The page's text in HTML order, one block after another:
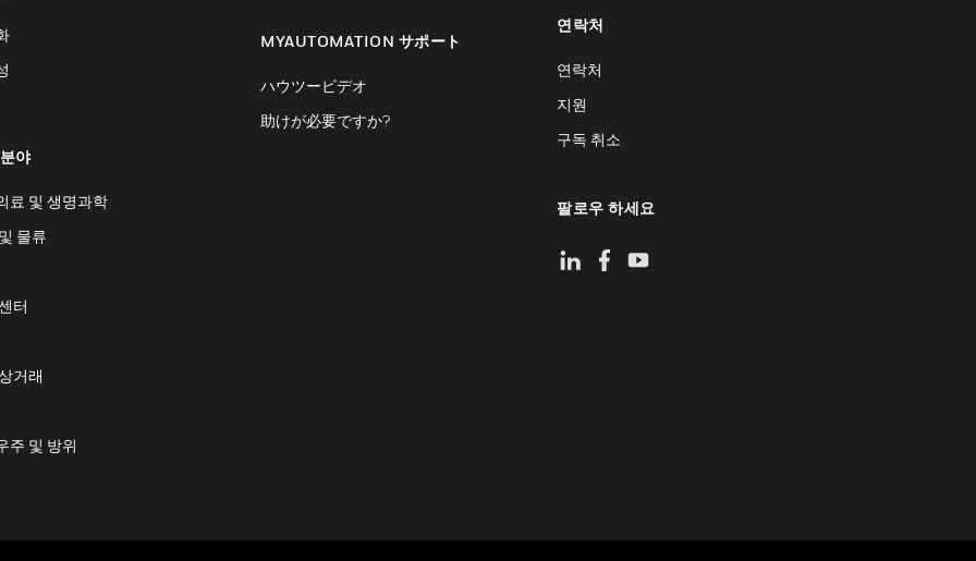
야
료 및 생명과학
물류
터
거래
주 및 방위
MYAUTOMATION サポート
ハウツービデオ
助けが必要ですか?
연락처
연락처
지원
구독 취소
팔로우 하세요